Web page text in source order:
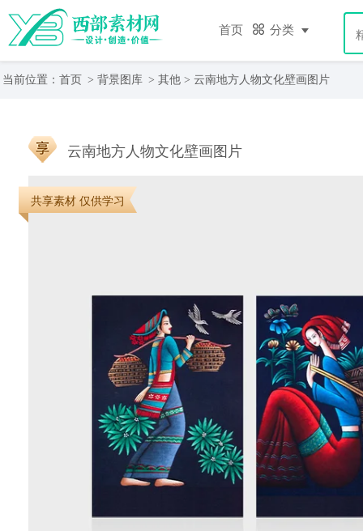
首页 分类
当前位置： 首页 > 背景图库 > 其他 > 云南地方人物文化壁画图片
共享素材 仅供学习
云南地方人物文化壁画图片